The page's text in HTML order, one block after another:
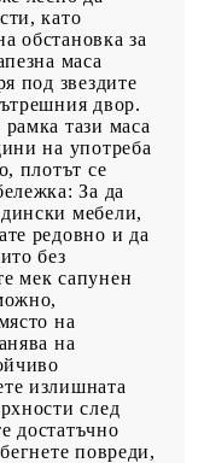
като
обстановка за
маса
под звездите
двор.
тази маса
на употреба
плотът се
За да
мебели,
редовно и да
без
мек сапунен
на
на
излишната
след
достатъчно
повреди,